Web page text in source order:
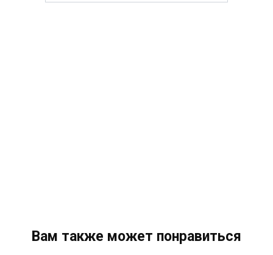
Вам также может понравиться